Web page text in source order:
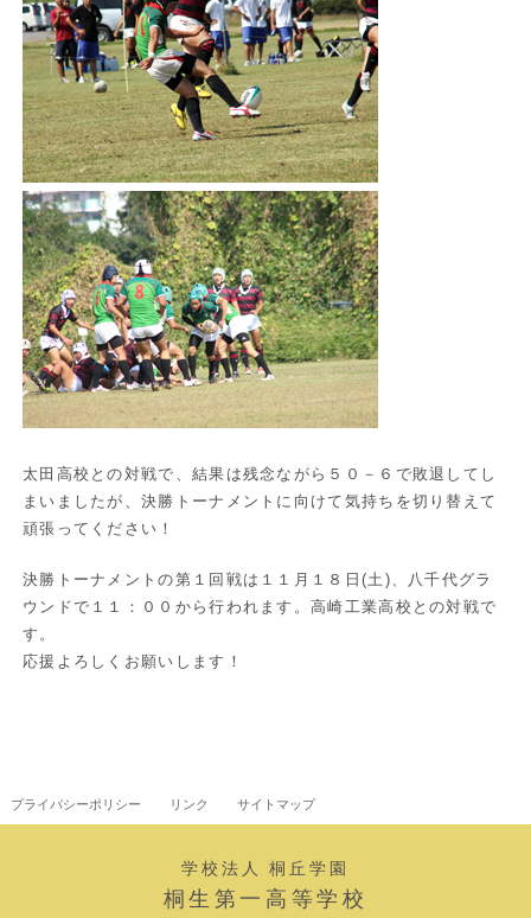
太田高校との対戦で、結果は残念ながら５０－６で敗退してし
まいましたが、決勝トーナメントに向けて気持ちを切り替えて
頑張ってください！
決勝トーナメントの第１回戦は１１月１８日(土)、八千代グラ
ウンドで１１：００から行われます。高崎工業高校との対戦で
す。
応援よろしくお願いします！
プライバシーポリシー リンク サイトマップ
学校法人 桐丘学園
桐生第一高等学校